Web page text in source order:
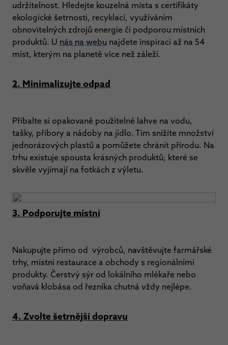
udržitelnost. Hledejte kouzelná místa s certifikáty
ekologické šetrnosti, recyklací, využíváním
obnovitelných zdrojů energie či podporou místních
produktů. U nás na webu najdete inspiraci až na 54
míst, kterým na planetě více než záleží.
2. Minimalizujte odpad
Přibalte si opakovaně použitelné lahve na vodu,
tašky, příbory a nádoby na jídlo. Tím snížíte množství
jednorázových plastů a pomůžete chránit přírodu. Na
trhu existuje spousta krásných produktů, které se
skvěle vyjímají na fotkách z výletu.
3. Podporujte místní
Nakupujte přímo od výrobců, navštěvujte farmářské
trhy, místní restaurace a obchody s regionálními
produkty. Čerstvý sýr od lokálního mlékaře nebo
voňavá klobása od řezníka chutná vždy nejlépe.
4. Zvolte šetrnější dopravu